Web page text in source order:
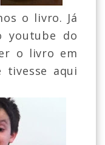
o livro. Já
youtube do
o livro em
tivesse aqui